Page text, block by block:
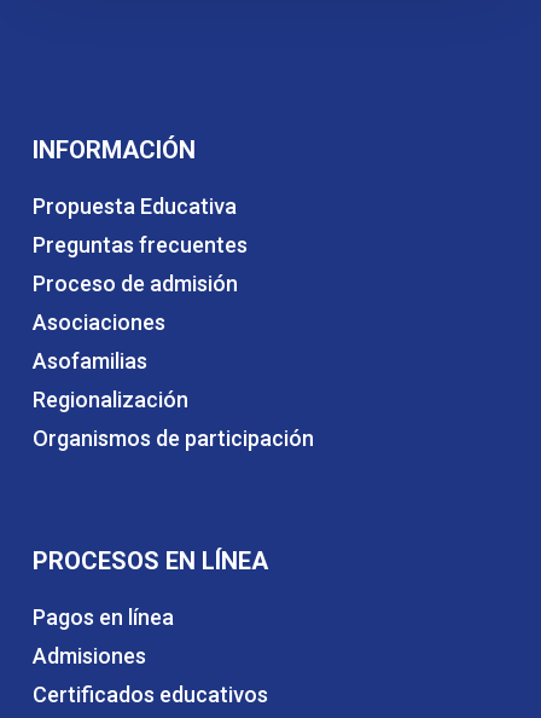
INFORMACIÓN
Propuesta Educativa
Preguntas frecuentes
Proceso de admisión
Asociaciones
Asofamilias
Regionalización
Organismos de participación
PROCESOS EN LÍNEA
Pagos en línea
Admisiones
Certificados educativos